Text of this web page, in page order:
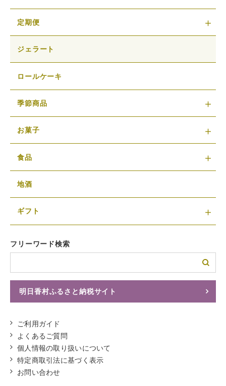
定期便
ジェラート
ロールケーキ
季節商品
お菓子
食品
地酒
ギフト
フリーワード検索
明日香村ふるさと納税サイト
ご利用ガイド
よくあるご質問
個人情報の取り扱いについて
特定商取引法に基づく表示
お問い合わせ